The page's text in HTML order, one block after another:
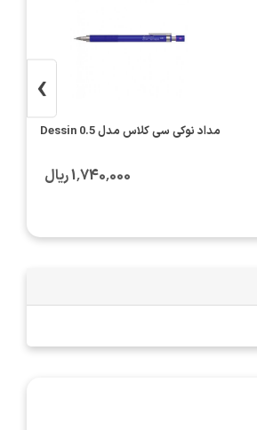
مداد نوکی سی کلاس مدل Dessin 0.5
1٬740٬000 ریال
›